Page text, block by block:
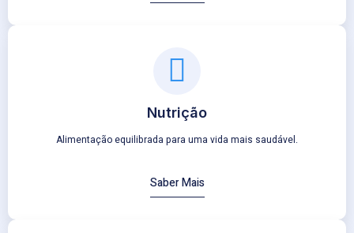
Nutrição
Alimentação equilibrada para uma vida mais saudável.
Saber Mais